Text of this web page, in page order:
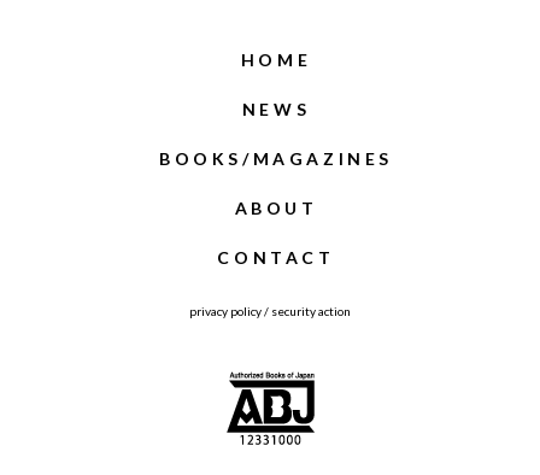
HOME
NEWS
BOOKS/MAGAZINES
ABOUT
CONTACT
privacy policy/ security action